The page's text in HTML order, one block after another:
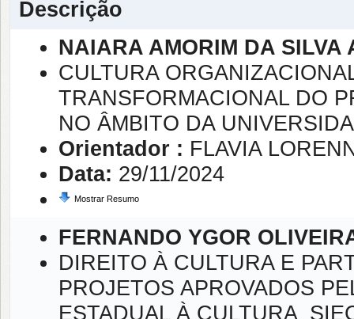
Descrição
NAIARA AMORIM DA SILVA
CULTURA
TRANSFORMACIONAL DO
NO ÂMBITO DA
Orientador : FLAVIA
Data: 29/11/2024
Mostrar Resumo
FERNANDO YGOR
DIREITO À CULTURA E
PROJETOS APROVADOS
ESTADUAL À CULTURA 